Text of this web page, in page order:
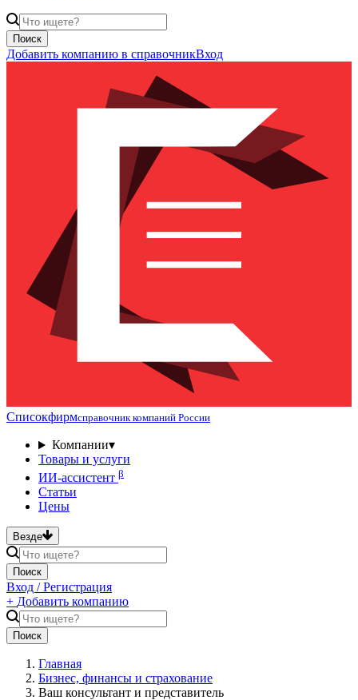
Поиск
Добавить компанию в справочникВход
Списокфирмсправочник компаний России
Компании▾
Товары и услуги
ИИ-ассистент β
Статьи
Цены
Везде
Поиск
Вход / Регистрация
+ Добавить компанию
Поиск
Главная
Бизнес, финансы и страхование
Ваш консультант и представитель